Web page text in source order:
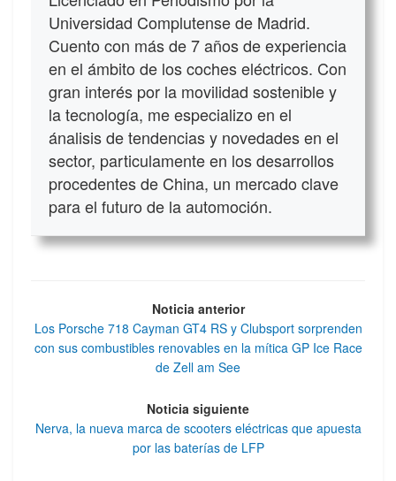
Universidad Complutense de Madrid.
Cuento con más de 7 años de experiencia
en el ámbito de los coches eléctricos. Con
gran interés por la movilidad sostenible y
la tecnología, me especializo en el
ánalisis de tendencias y novedades en el
sector, particulamente en los desarrollos
procedentes de China, un mercado clave
para el futuro de la automoción.
Noticia anterior
Los Porsche 718 Cayman GT4 RS y Clubsport sorprenden
con sus combustibles renovables en la mítica GP Ice Race
de Zell am See
Noticia siguiente
Nerva, la nueva marca de scooters eléctricas que apuesta
por las baterías de LFP